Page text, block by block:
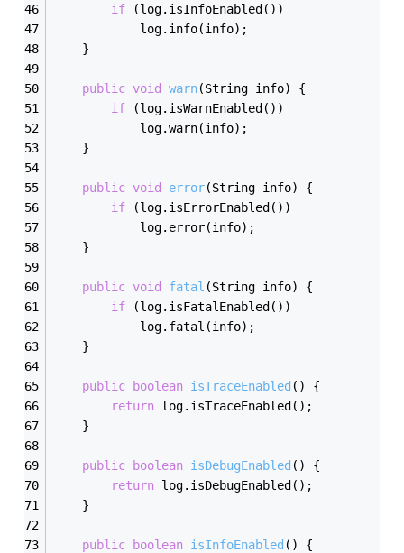
if (log.isInfoEnabled())
            log.info(info);
    }
public void warn(String info)
{
if (log.isWarnEnabled())
            log.warn(info);
    }
public void error(String info)
{
if (log.isErrorEnabled())
            log.error(info);
    }
public void fatal (String info)
{
if (log.isFatalEnabled())
            log.fatal(info);
    }
public boolean isTraceEnabled ()
{
return log.isTraceEnabled();
    }
public boolean isDebugEnabled ()
{
return log.isDebugEnabled();
    }
public boolean isInfoEnabled ()
{